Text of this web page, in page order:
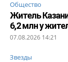
Общество
Житель
6,2 млн у
07.08.2026 14:21
Звезды